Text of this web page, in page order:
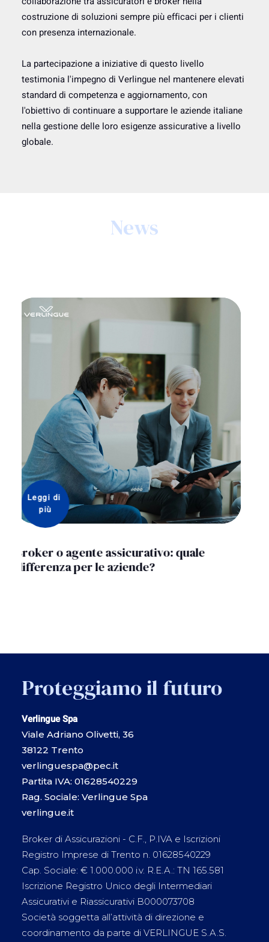
costruzione di soluzioni sempre più efficaci per i clienti
con presenza internazionale.
La partecipazione a iniziative di questo livello
testimonia l'impegno di Verlingue nel mantenere elevati
standard di competenza e aggiornamento, con
l'obiettivo di continuare a supportare le aziende italiane
nella gestione delle loro esigenze assicurative a livello
globale.
News
Verlingue al fianco di Atlantide Pallavolo
Brescia
Leggi di
più
Proteggiamo il futuro
Verlingue Spa
Viale Adriano Olivetti, 36
38122 Trento
verlinguespa@pec.it
Partita IVA: 01628540229
Rag. Sociale: Verlingue Spa
verlingue.it
Broker di Assicurazioni - C.F., P.IVA e Iscrizioni
Registro Imprese di Trento n. 01628540229
Cap. Sociale: € 1.000.000 i.v. R.E.A.: TN 165.581
Iscrizione Registro Unico degli Intermediari
Assicurativi e Riassicurativi B000073708
Società soggetta all’attività di direzione e
coordinamento da parte di VERLINGUE S.A.S.